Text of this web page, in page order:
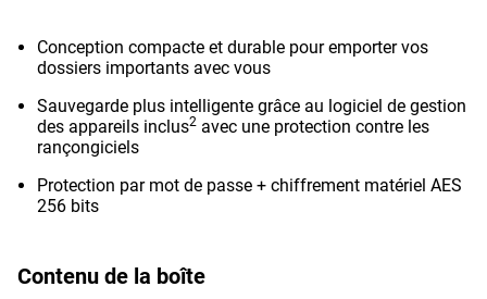
Conception compacte et durable pour emporter vos
dossiers importants avec vous
Sauvegarde plus intelligente grâce au logiciel de gestion
des appareils inclus2 avec une protection contre les
rançongiciels
Protection par mot de passe + chiffrement matériel AES
256 bits
Contenu de la boîte